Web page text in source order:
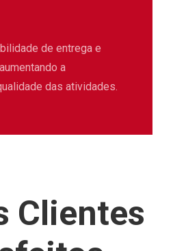
de entrega e
a
das atividades.
Clientes